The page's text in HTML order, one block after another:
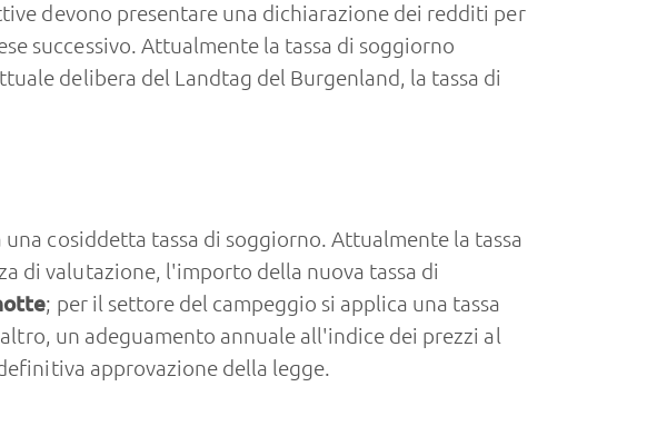
devono presentare una dichiarazione dei redditi per
successivo. Attualmente la tassa di soggiorno
delibera del Landtag del Burgenland, la tassa di
cosiddetta tassa di soggiorno. Attualmente la tassa
di valutazione, l'importo della nuova tassa di
; per il settore del campeggio si applica una tassa
un adeguamento annuale all'indice dei prezzi al
approvazione della legge.